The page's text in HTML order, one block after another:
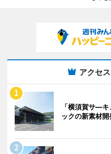
アクセ
「横須賀サ―
ックの新素材